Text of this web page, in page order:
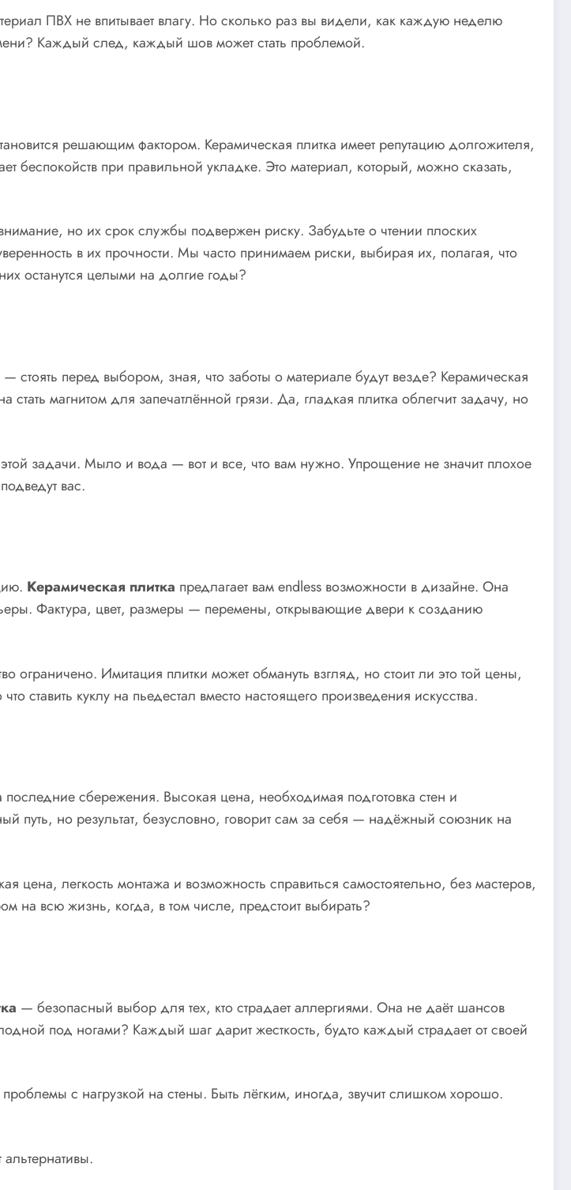
ПВХ не впитывает влагу. Но сколько раз вы видели, как каждую неделю
Каждый след, каждый шов может стать проблемой.
решающим фактором. Керамическая плитка имеет репутацию долгожителя,
беспокойств при правильной укладке. Это материал, который, можно сказать,
но их срок службы подвержен риску. Забудьте о чтении плоских
в их прочности. Мы часто принимаем риски, выбирая их, полагая, что
останутся целыми на долгие годы?
стоять перед выбором, зная, что заботы о материале будут везде? Керамическая
магнитом для запечатлённой грязи. Да, гладкая плитка облегчит задачу, но
задачи. Мыло и вода — вот и все, что вам нужно. Упрощение не значит плохое
вас.
Керамическая плитка предлагает вам endless возможности в дизайне. Она
Фактура, цвет, размеры — перемены, открывающие двери к созданию
ограничено. Имитация плитки может обмануть взгляд, но стоит ли это той цены,
ставить куклу на пьедестал вместо настоящего произведения искусства.
сбережения. Высокая цена, необходимая подготовка стен и
путь, но результат, безусловно, говорит сам за себя — надёжный союзник на
цена, легкость монтажа и возможность справиться самостоятельно, без мастеров,
на всю жизнь, когда, в том числе, предстоит выбирать?
— безопасный выбор для тех, кто страдает аллергиями. Она не даёт шансов
под ногами? Каждый шаг дарит жесткость, будто каждый страдает от своей
с нагрузкой на стены. Быть лёгким, иногда, звучит слишком хорошо.